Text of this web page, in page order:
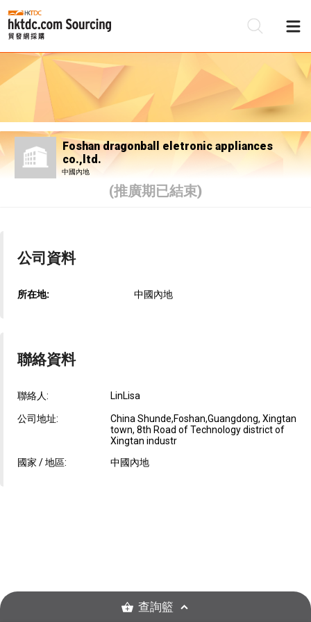
Foshan dragonball eletronic appliances
co.,ltd.
中國內地
(推廣期已結束)
公司資料
所在地: 中國內地
聯絡資料
聯絡人: LinLisa
公司地址:
China Shunde,Foshan,Guangdong, Xingtan
town, 8th Road of Technology district of
Xingtan industr
國家 / 地區:
中國內地
查詢籃